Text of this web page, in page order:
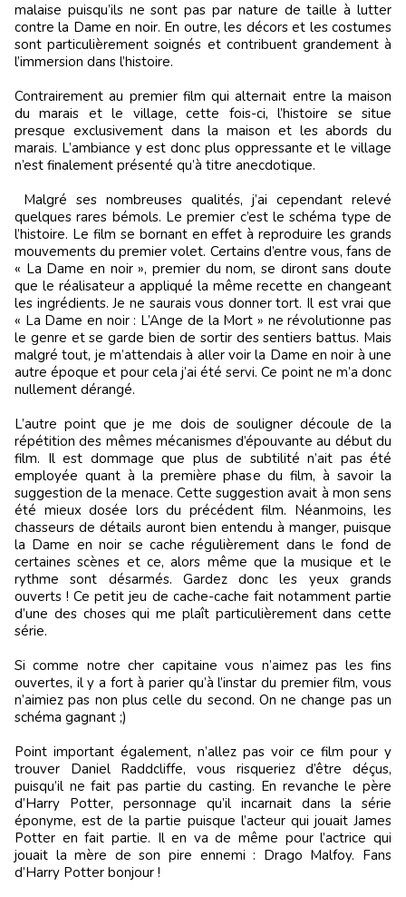
malaise puisqu’ils ne sont pas par nature de taille à lutter
contre la Dame en noir. En outre, les décors et les costumes
sont particulièrement soignés et contribuent grandement à
l’immersion dans l’histoire.
Contrairement au premier film qui alternait entre la maison
du marais et le village, cette fois-ci, l’histoire se situe
presque exclusivement dans la maison et les abords du
marais. L’ambiance y est donc plus oppressante et le village
n’est finalement présenté qu’à titre anecdotique.
Malgré ses nombreuses qualités, j’ai cependant relevé
quelques rares bémols. Le premier c’est le schéma type de
l’histoire. Le film se bornant en effet à reproduire les grands
mouvements du premier volet. Certains d’entre vous, fans de
« La Dame en noir », premier du nom, se diront sans doute
que le réalisateur a appliqué la même recette en changeant
les ingrédients. Je ne saurais vous donner tort. Il est vrai que
« La Dame en noir : L’Ange de la Mort » ne révolutionne pas
le genre et se garde bien de sortir des sentiers battus. Mais
malgré tout, je m’attendais à aller voir la Dame en noir à une
autre époque et pour cela j’ai été servi. Ce point ne m’a donc
nullement dérangé.
L’autre point que je me dois de souligner découle de la
répétition des mêmes mécanismes d’épouvante au début du
film. Il est dommage que plus de subtilité n’ait pas été
employée quant à la première phase du film, à savoir la
suggestion de la menace. Cette suggestion avait à mon sens
été mieux dosée lors du précédent film. Néanmoins, les
chasseurs de détails auront bien entendu à manger, puisque
la Dame en noir se cache régulièrement dans le fond de
certaines scènes et ce, alors même que la musique et le
rythme sont désarmés. Gardez donc les yeux grands
ouverts ! Ce petit jeu de cache-cache fait notamment partie
d’une des choses qui me plaît particulièrement dans cette
série.
Si comme notre cher capitaine vous n’aimez pas les fins
ouvertes, il y a fort à parier qu’à l’instar du premier film, vous
n’aimiez pas non plus celle du second. On ne change pas un
schéma gagnant ;)
Point important également, n’allez pas voir ce film pour y
trouver Daniel Raddcliffe, vous risqueriez d’être déçus,
puisqu’il ne fait pas partie du casting. En revanche le père
d’Harry Potter, personnage qu’il incarnait dans la série
éponyme, est de la partie puisque l’acteur qui jouait James
Potter en fait partie. Il en va de même pour l’actrice qui
jouait la mère de son pire ennemi : Drago Malfoy. Fans
d’Harry Potter bonjour !